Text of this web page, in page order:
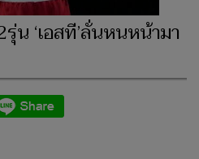
น ‘เอสที’ลั่นหนหน้ามา